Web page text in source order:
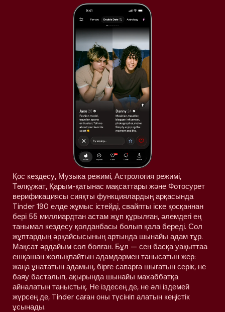
Қос кездесу, Музыка режимі, Астрология режимі,
Төлқұжат, Қарым-қатынас мақсаттары және Фотосурет
верификациясы сияқты функциялардың арқасында
Tinder 190 елде жұмыс істейді, свайпты іске қосқаннан
бері 55 миллиардтан астам жұп құрылған, әлемдегі ең
танымал кездесу қолданбасы болып қала береді. Сол
жұптардың әрқайсысының артында шынайы адам тұр.
Мақсат әрдайым сол болған. Бұл — сен басқа уақыттаа
ешқашан жолықпайтын адамдармен танысатын жер:
жаңа ұнататын адамың, бірге сапарға шығатын серік, не
баяу басталып, ақырында шынайы махаббатқа
айналатын таныстық. Не іздесең де, не әлі іздемей
жүрсең де, Tinder саған оны түсініп алатын кеңістік
ұсынады.